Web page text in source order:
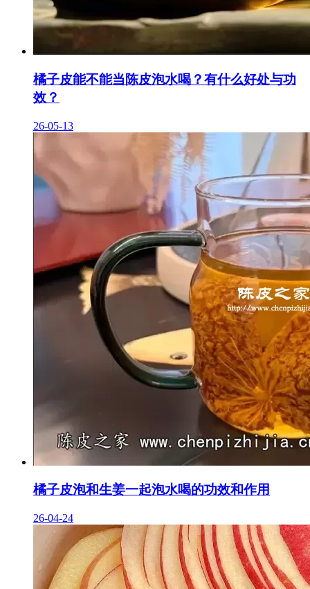
橘子皮能不能当陈皮泡水喝？有什么好处与功
效？
26-05-13
橘子皮泡和生姜一起泡水喝的功效和作用
26-04-24